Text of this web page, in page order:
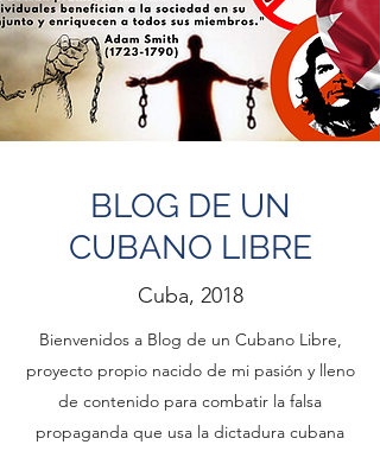
BLOG DE UN
CUBANO LIBRE
Cuba, 2018
Bienvenidos a Blog de un Cubano Libre,
proyecto propio nacido de mi pasión y lleno
de contenido para combatir la falsa
propaganda que usa la dictadura cubana